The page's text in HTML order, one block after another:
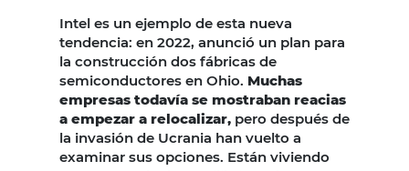
Intel es un ejemplo de esta nueva
tendencia: en 2022, anunció un plan para
la construcción dos fábricas de
semiconductores en Ohio. Muchas
empresas todavía se mostraban reacias
a empezar a relocalizar, pero después de
la invasión de Ucrania han vuelto a
examinar sus opciones. Están viviendo